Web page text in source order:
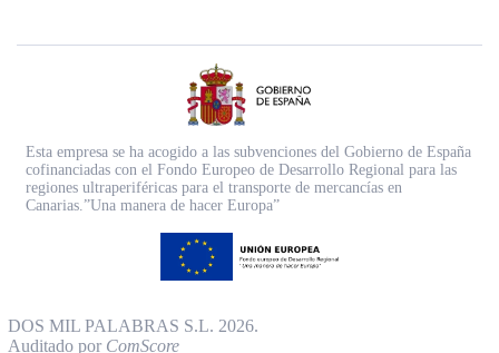
Esta empresa se ha acogido a las subvenciones del Gobierno de España
cofinanciadas con el Fondo Europeo de Desarrollo Regional para las
regiones ultraperiféricas para el transporte de mercancías en
Canarias.”Una manera de hacer Europa”
DOS MIL PALABRAS S.L. 2026.
Auditado por ComScore